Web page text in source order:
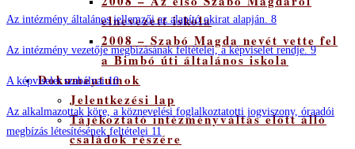
elnevezett iskola
2008 – Szabó Magda nevét vette fel
a Bimbó úti általános iskola
Dokumentumok
Jelentkezési lap
Tájékoztató intézményváltás előtt álló
családok részére
Az intézmény általános jellemzői az alapító okirat alapján. 8
Az intézmény vezetője megbízásának feltételei, a képviselet rendje. 9
A képviselet szabályai 10
Az alkalmazottak köre, a köznevelési foglalkoztatotti jogviszony, óraadói
megbízás létesítésének feltételei 11